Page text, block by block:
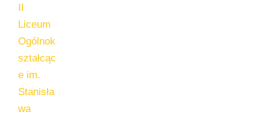
Liceum
Ogólnok
ształcąc
e im.
Stanisła
wa